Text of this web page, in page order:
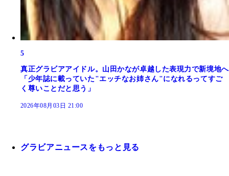
5
真正グラビアアイドル。山田かなが卓越した表現力で新境地へ
「少年誌に載っていた"エッチなお姉さん"になれるってすご
く尊いことだと思う」
2026年08月03日 21:00
グラビアニュースをもっと見る